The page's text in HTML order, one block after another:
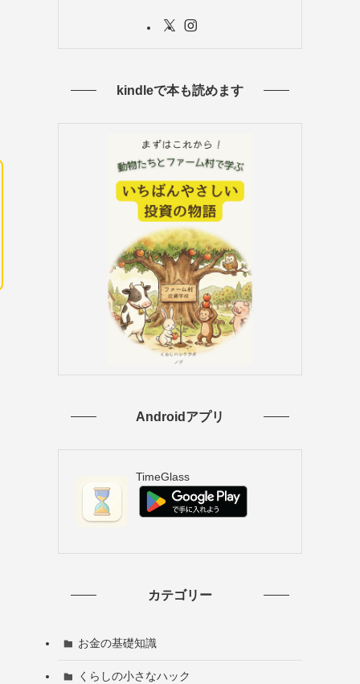
kindleで本も読めます
Androidアプリ
TimeGlass
カテゴリー
お金の基礎知識
くらしの小さなハック